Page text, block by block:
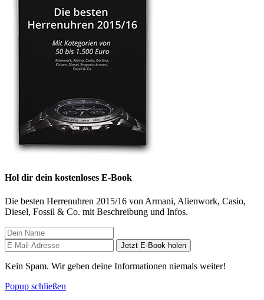
Hol dir dein kostenloses E-Book
Die besten Herrenuhren 2015/16 von Armani, Alienwork, Casio,
Diesel, Fossil & Co. mit Beschreibung und Infos.
Jetzt E-Book holen
Kein Spam. Wir geben deine Informationen niemals weiter!
Popup schließen